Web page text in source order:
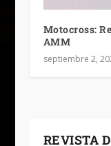
Motocross:
AMM
septiembre 2,
REVISTA